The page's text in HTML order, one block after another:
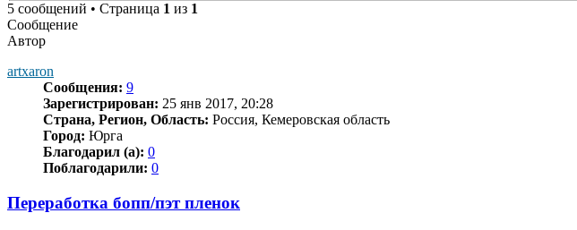
5 сообщений • Страница 1 из 1
Сообщение
Автор
artxaron
Сообщения: 9
Зарегистрирован: 25 янв 2017, 20:28
Страна, Регион, Область: Россия, Кемеровская область
Город: Юрга
Благодарил (а): 0
Поблагодарили: 0
Переработка бопп/пэт пленок